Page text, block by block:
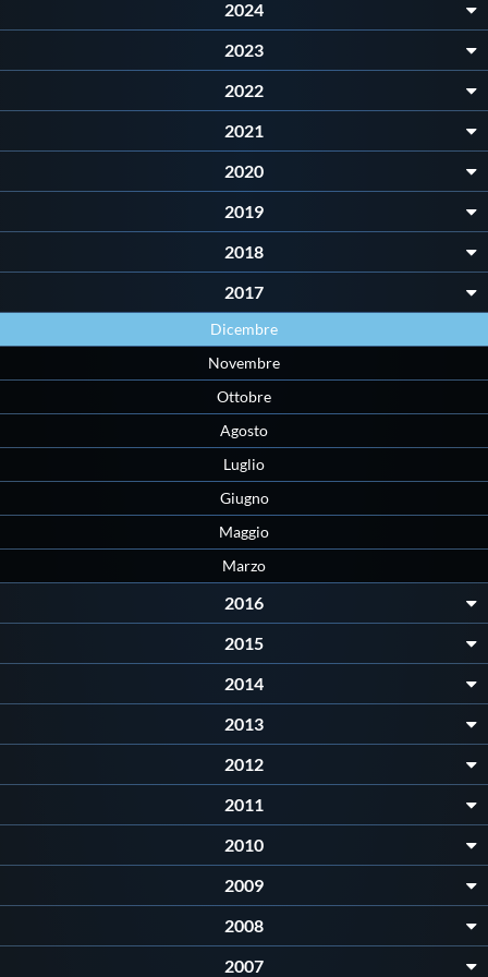
Protezione Civile
Sostenibilità
Archivio News
Flash News
Galleria fotografica
Videogallery
Intranet
Mappa del sito
2024
2023
2022
2021
2020
2019
2018
2017
Dicembre
Novembre
Ottobre
Agosto
Luglio
Giugno
Maggio
Marzo
2016
2015
2014
2013
2012
2011
2010
2009
2008
2007